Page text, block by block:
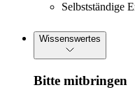
Selbstständige
Wissenswertes
Bitte mitbringen